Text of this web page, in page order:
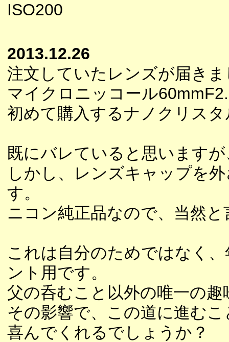
ISO200
2013.12.26
注文していたレンズが届き
マイクロニッコール
初めて購入するナノクリス
既にバレていると思います
しかし、レンズキャップを
す。
ニコン純正品なので、当然
これは自分のためではなく
ント用です。
父の呑むこと以外の唯一の趣
その影響で、この道に進む
喜んでくれるでしょうか？